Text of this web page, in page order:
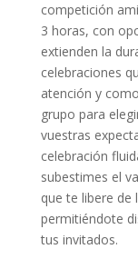
competición
3 horas, con
extienden la
celebraciones
atención y
grupo para
vuestras
celebración
subestimes el
que te libere de
permitiéndote
tus invitados.